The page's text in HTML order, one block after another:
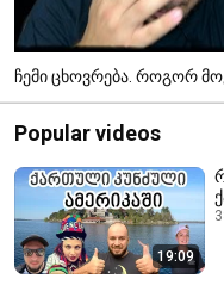
ჩემი ცხოვრება. როგორ
Popular videos
19:09